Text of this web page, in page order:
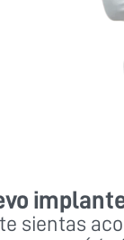
sientas